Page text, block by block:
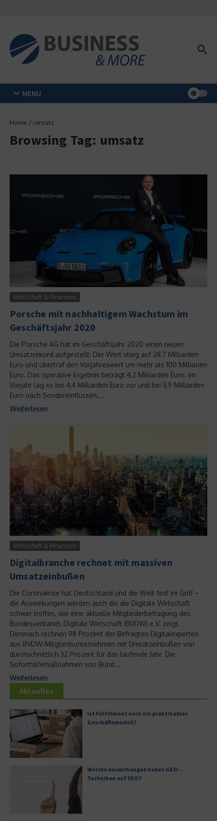
MENU
Home / umsatz
Browsing Tag: umsatz
Wirtschaft & Finanzen
Porsche mit nachhaltigem Wachstum im
Geschäftsjahr 2020
Die Porsche AG hat im Geschäftsjahr 2020 einen neuen
Umsatzrekord aufgestellt: Der Wert stieg auf 28,7 Milliarden
Euro und übertraf den Vorjahreswert um mehr als 100 Millionen
Euro. Das operative Ergebnis beträgt 4,2 Milliarden Euro. Im
Vorjahr lag es bei 4,4 Milliarden Euro vor und bei 3,9 Milliarden
Euro nach Sondereinflüssen....
Weiterlesen
Wirtschaft & Finanzen
Digitalbranche rechnet mit massiven
Umsatzeinbußen
Die Coronakrise hat Deutschland und die Welt fest im Griff –
die Auswirkungen werden auch die die Digitale Wirtschaft
schwer treffen, wie eine aktuelle Mitgliederbefragung des
Bundesverbands Digitale Wirtschaft (BVDW) e.V. zeigt.
Demnach rechnen 98 Prozent der Befragten Digitalexperten
aus BVDW-Mitgliedsunternehmen mit Umsatzeinbußen von
durchschnittlich 32 Prozent für das laufende Jahr. Die
Soforthilfemaßnahmen von Bund...
Weiterlesen
Aktuelles
Ist Fulfillment noch ein praktikables
Geschäftsmodell?
Welche Auswirkungen haben GEO-
Techniken auf SEO?